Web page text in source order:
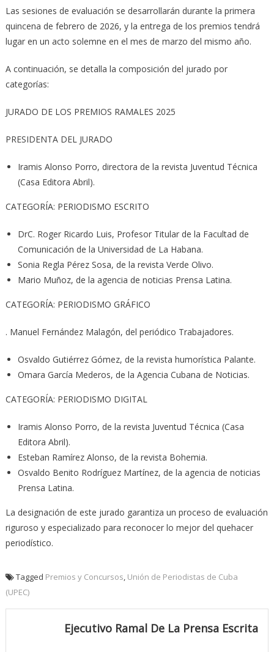
Las sesiones de evaluación se desarrollarán durante la primera
quincena de febrero de 2026, y la entrega de los premios tendrá
lugar en un acto solemne en el mes de marzo del mismo año.
A continuación, se detalla la composición del jurado por
categorías:
JURADO DE LOS PREMIOS RAMALES 2025
PRESIDENTA DEL JURADO
Iramis Alonso Porro, directora de la revista Juventud Técnica
(Casa Editora Abril).
CATEGORÍA: PERIODISMO ESCRITO
DrC. Roger Ricardo Luis, Profesor Titular de la Facultad de
Comunicación de la Universidad de La Habana.
Sonia Regla Pérez Sosa, de la revista Verde Olivo.
Mario Muñoz, de la agencia de noticias Prensa Latina.
CATEGORÍA: PERIODISMO GRÁFICO
. Manuel Fernández Malagón, del periódico Trabajadores.
Osvaldo Gutiérrez Gómez, de la revista humorística Palante.
Omara García Mederos, de la Agencia Cubana de Noticias.
CATEGORÍA: PERIODISMO DIGITAL
Iramis Alonso Porro, de la revista Juventud Técnica (Casa
Editora Abril).
Esteban Ramírez Alonso, de la revista Bohemia.
Osvaldo Benito Rodríguez Martínez, de la agencia de noticias
Prensa Latina.
La designación de este jurado garantiza un proceso de evaluación
riguroso y especializado para reconocer lo mejor del quehacer
periodístico.
Tagged Premios y Concursos Unión de Periodistas de Cuba
(UPEC)
Ejecutivo Ramal De La Prensa Escrita